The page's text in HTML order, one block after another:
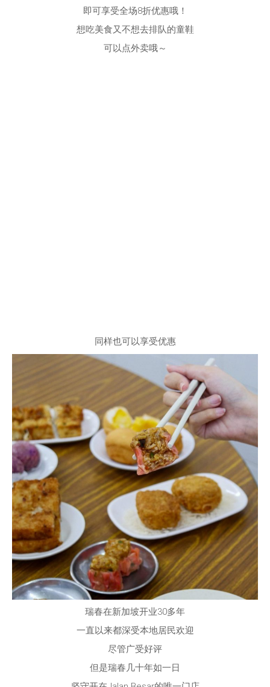
即可享受全场8折优惠哦！
想吃美食又不想去排队的童鞋
可以点外卖哦～
同样也可以享受优惠
瑞春在新加坡开业30多年
一直以来都深受本地居民欢迎
尽管广受好评
但是瑞春几十年如一日